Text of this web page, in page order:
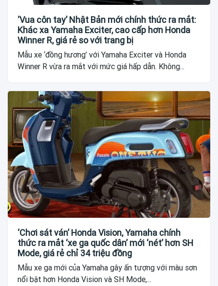
‘Vua côn tay’ Nhật Bản mới chính thức ra mắt:
Khác xa Yamaha Exciter, cao cấp hơn Honda
Winner R, giá rẻ so với trang bị
Mẫu xe ‘đồng hương’ với Yamaha Exciter và Honda
Winner R vừa ra mắt với mức giá hấp dẫn. Không...
‘Chơi sát ván’ Honda Vision, Yamaha chính
thức ra mắt ‘xe ga quốc dân’ mới ‘nét’ hơn SH
Mode, giá rẻ chỉ 34 triệu đồng
Mẫu xe ga mới của Yamaha gây ấn tượng với màu sơn
nổi bật hơn Honda Vision và SH Mode,...